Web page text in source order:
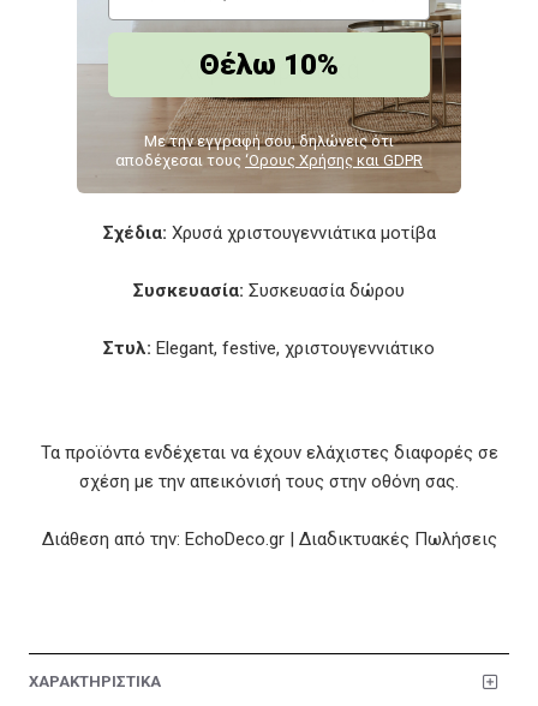
Χαρακτηριστικά
Περιεχόμενο:Τσαγιέρα και 2 φλιτζάνια
Κόκκινο με χρυσές λεπτομέρειες
Σχέδια: Χρυσά χριστουγεννιάτικα μοτίβα
Συσκευασία: Συσκευασία δώρου
Στυλ: Elegant, festive, χριστουγεννιάτικο
Τα προϊόντα ενδέχεται να έχουν ελάχιστες διαφορές σε
σχέση με την απεικόνισή τους στην οθόνη σας.
Διάθεση από την: EchoDeco.gr | Διαδικτυακές Πωλήσεις
ΧΑΡΑΚΤΗΡΙΣΤΙΚΑ
Θέλω 10%
Με την εγγραφή σου, δηλώνεις ότι
αποδέχεσαι τους ‘Ορους Χρήσης και GDPR